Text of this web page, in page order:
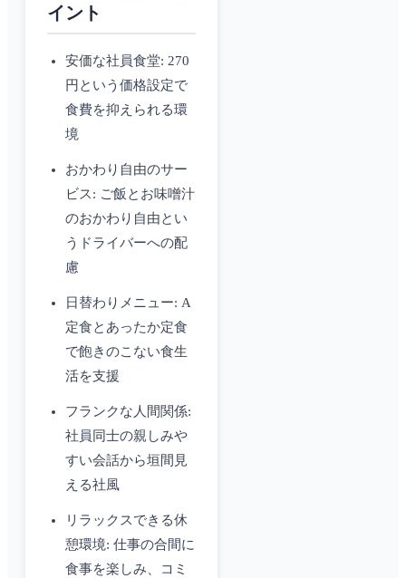
イント
安価な社員食堂: 270
円という価格設定で
食費を抑えられる環
境
おかわり自由のサー
ビス: ご飯とお味噌汁
のおかわり自由とい
うドライバーへの配
慮
日替わりメニュー: A
定食とあったか定食
で飽きのこない食生
活を支援
フランクな人間関係:
社員同士の親しみや
すい会話から垣間見
える社風
リラックスできる休
憩環境: 仕事の合間に
食事を楽しみ、コミ